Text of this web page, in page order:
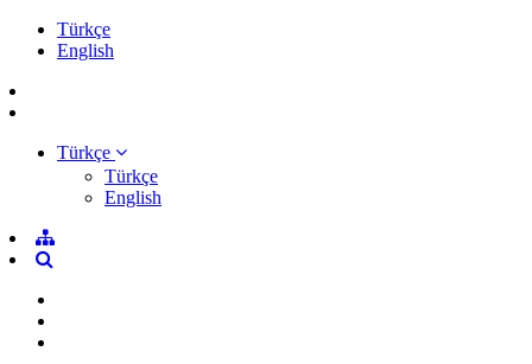
Türkçe
English
Türkçe
Türkçe
English